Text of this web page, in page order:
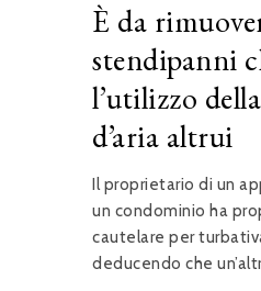
È da
stendipanni
l’utilizzo
d’aria altrui
Il proprietario di un
un condominio ha
cautelare per
deducendo che